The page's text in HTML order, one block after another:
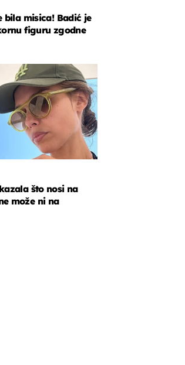
bila misica! Badić je
figuru zgodne
što nosi na
može ni na